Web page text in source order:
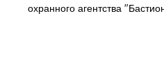
охранного агентства